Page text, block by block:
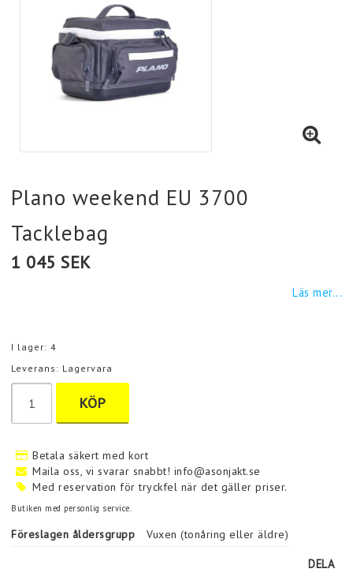
Plano weekend EU 3700
Tacklebag
1 045 SEK
Läs mer...
I lager: 4
Leverans: Lagervara
KÖP
Betala säkert med kort
Maila oss, vi svarar snabbt! info@asonjakt.se
Med reservation för tryckfel när det gäller priser.
Butiken med personlig service.
Föreslagen åldersgrupp Vuxen (tonåring eller äldre)
DELA